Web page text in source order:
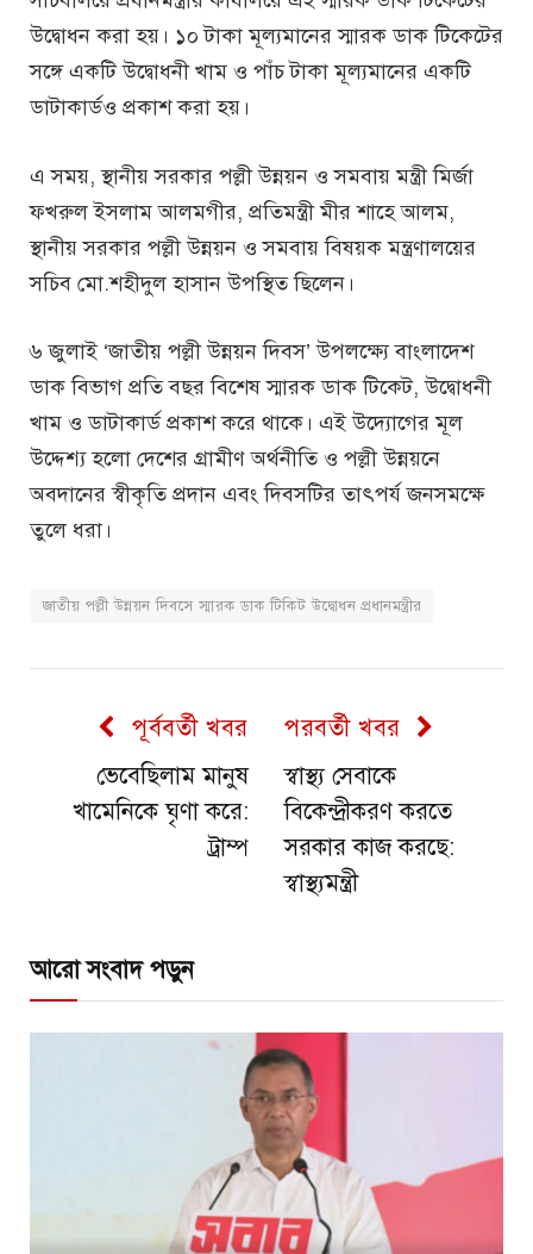
উদ্বোধন করা হয়। ১০ টাকা মূল্যমানের স্মারক ডাক টিকেটের
সঙ্গে একটি উদ্বোধনী খাম ও পাঁচ টাকা মূল্যমানের একটি
ডাটাকার্ডও প্রকাশ করা হয়।
এ সময়, স্থানীয় সরকার পল্লী উন্নয়ন ও সমবায় মন্ত্রী মির্জা
ফখরুল ইসলাম আলমগীর, প্রতিমন্ত্রী মীর শাহে আলম,
স্থানীয় সরকার পল্লী উন্নয়ন ও সমবায় বিষয়ক মন্ত্রণালয়ের
সচিব মো.শহীদুল হাসান উপস্থিত ছিলেন।
৬ জুলাই ‘জাতীয় পল্লী উন্নয়ন দিবস’ উপলক্ষ্যে বাংলাদেশ
ডাক বিভাগ প্রতি বছর বিশেষ স্মারক ডাক টিকেট, উদ্বোধনী
খাম ও ডাটাকার্ড প্রকাশ করে থাকে। এই উদ্যোগের মূল
উদ্দেশ্য হলো দেশের গ্রামীণ অর্থনীতি ও পল্লী উন্নয়নে
অবদানের স্বীকৃতি প্রদান এবং দিবসটির তাৎপর্য জনসমক্ষে
তুলে ধরা।
জাতীয় পল্লী উন্নয়ন দিবসে স্মারক ডাক টিকিট উদ্বোধন প্রধানমন্ত্রীর
পূর্ববর্তী খবর
ভেবেছিলাম মানুষ
খামেনিকে ঘৃণা করে:
ট্রাম্প
পরবর্তী খবর
স্বাস্থ্য সেবাকে
বিকেন্দ্রীকরণ করতে
সরকার কাজ করছে:
স্বাস্থ্যমন্ত্রী
আরো সংবাদ পড়ুন